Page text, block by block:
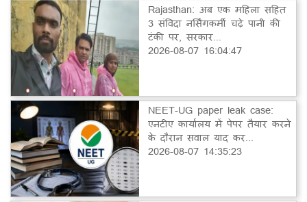
Rajasthan: अब एक महिला सहित
3 संविदा नर्सिंगकर्मी चढ़े पानी की
टंकी पर, सरकार...
2026-08-07 16:04:47
NEET-UG paper leak case:
एनटीए कार्यालय में पेपर तैयार करने
के दौरान सवाल याद कर...
2026-08-07 14:35:23